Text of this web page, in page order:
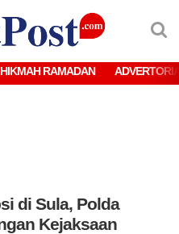
HIKMAH RAMADAN
di Sula, Polda
Kejaksaan